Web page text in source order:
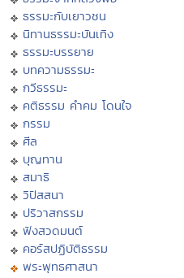
ธรรมะกับเยาวชน
นิทานธรรมะบันเทิง
ธรรมะบรรยาย
บทความธรรมะ
กวีธรรมะ
คติธรรม คำคม โดนใจ
กรรม
ศีล
บุญทาน
สมาธิ
วิปัสสนา
ปริวาสกรรม
ฟังสวดมนต์
คอร์สปฏิบัติธรรม
พระพุทธศาสนา